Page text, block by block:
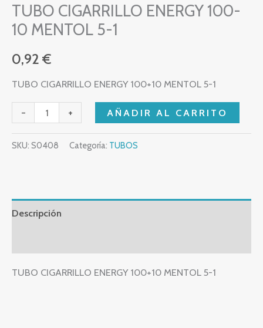
TUBO CIGARRILLO ENERGY 100-
10 MENTOL 5-1
0,92 €
TUBO CIGARRILLO ENERGY 100+10 MENTOL 5-1
- + AÑADIR AL CARRITO
SKU: S0408 Categoría: TUBOS
Descripción
TUBO CIGARRILLO ENERGY 100+10 MENTOL 5-1